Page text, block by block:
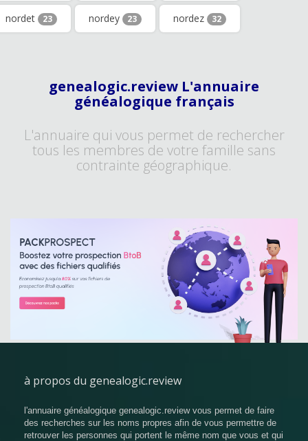
nordet 23 nordey 23 nordez 32
genealogic.review L'annuaire
généalogique français
L'annuaire qui vous permet de rechercher
tous les membres de votre famille sans
contrainte géographique.
à propos du genealogic.review
l'annuaire généalogique genealogic.review vous permet de faire
des recherches sur les noms propres afin de vous permettre de
retrouver les personnes qui portent le même nom que vous et qui